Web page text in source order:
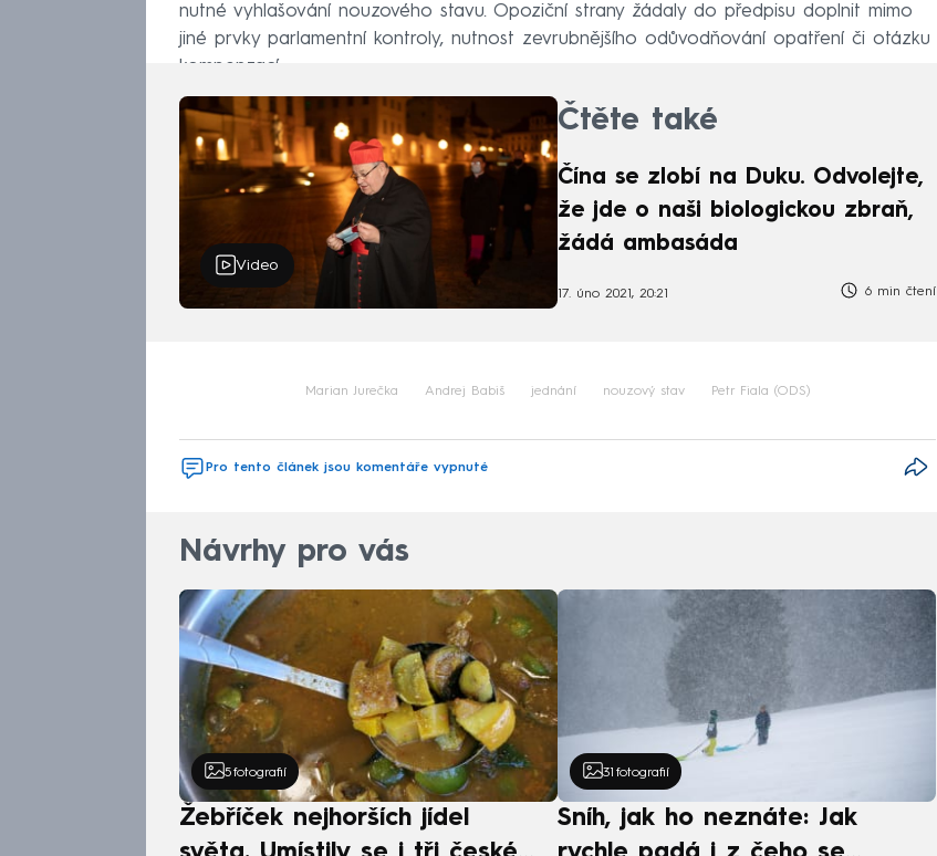
nutné vyhlašování nouzového stavu. Opoziční strany žádaly do předpisu doplnit mimo
jiné prvky parlamentní kontroly, nutnost zevrubnějšího odůvodňování opatření či otázku
kompenzací.
Video
Čtěte také
Čína se zlobí na Duku. Odvolejte,
že jde o naši biologickou zbraň,
žádá ambasáda
17. úno 2021, 20:21 6 min čtení
Marian Jurečka Andrej Babiš jednání nouzový stav Petr Fiala (ODS)
Pro tento článek jsou komentáře vypnuté
Návrhy pro vás
5 fotografií
Žebříček nejhorších jídel
31 fotografií
Sníh, jak ho neznáte: Jak